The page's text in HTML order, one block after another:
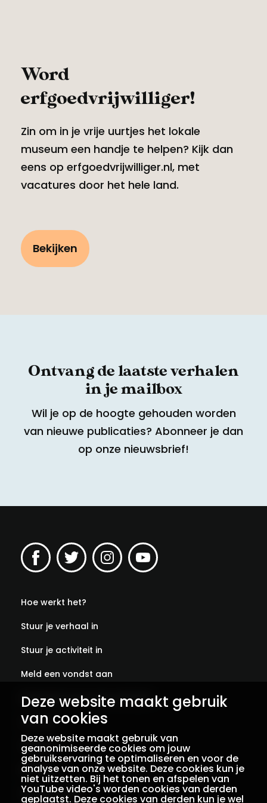
Deze website maakt gebruik
van cookies
Deze website maakt gebruik van
geanonimiseerde cookies om jouw
gebruikservaring te optimaliseren en voor de
analyse van onze website. Deze cookies kun je
niet uitzetten. Bij het tonen en afspelen van
YouTube video's worden cookies van derden
geplaatst. Deze cookies van derden kun je wel
Word
erfgoedvrijwilliger!
Zin om in je vrije uurtjes het lokale
museum een handje te helpen? Kijk dan
eens op erfgoedvrijwilliger.nl, met
vacatures door het hele land.
Bekijken
Ontvang de laatste verhalen
in je mailbox
Wil je op de hoogte gehouden worden
van nieuwe publicaties? Abonneer je dan
op onze nieuwsbrief!
Hoe werkt het?
Stuur je verhaal in
Stuur je activiteit in
Meld een vondst aan
Abonneer je op onze verhalen
Contact
Colofon
Privacy
Voorwaarden